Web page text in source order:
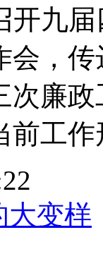
开九
会，
次廉
前工作
大变样